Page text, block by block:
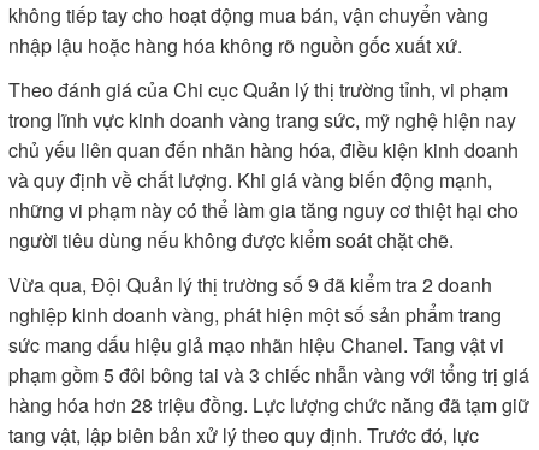
không tiếp tay cho hoạt động mua bán, vận chuyển vàng
nhập lậu hoặc hàng hóa không rõ nguồn gốc xuất xứ.
Theo đánh giá của Chi cục Quản lý thị trường tỉnh, vi phạm
trong lĩnh vực kinh doanh vàng trang sức, mỹ nghệ hiện nay
chủ yếu liên quan đến nhãn hàng hóa, điều kiện kinh doanh
và quy định về chất lượng. Khi giá vàng biến động mạnh,
những vi phạm này có thể làm gia tăng nguy cơ thiệt hại cho
người tiêu dùng nếu không được kiểm soát chặt chẽ.
Vừa qua, Đội Quản lý thị trường số 9 đã kiểm tra 2 doanh
nghiệp kinh doanh vàng, phát hiện một số sản phẩm trang
sức mang dấu hiệu giả mạo nhãn hiệu Chanel. Tang vật vi
phạm gồm 5 đôi bông tai và 3 chiếc nhẫn vàng với tổng trị giá
hàng hóa hơn 28 triệu đồng. Lực lượng chức năng đã tạm giữ
tang vật, lập biên bản xử lý theo quy định. Trước đó, lực